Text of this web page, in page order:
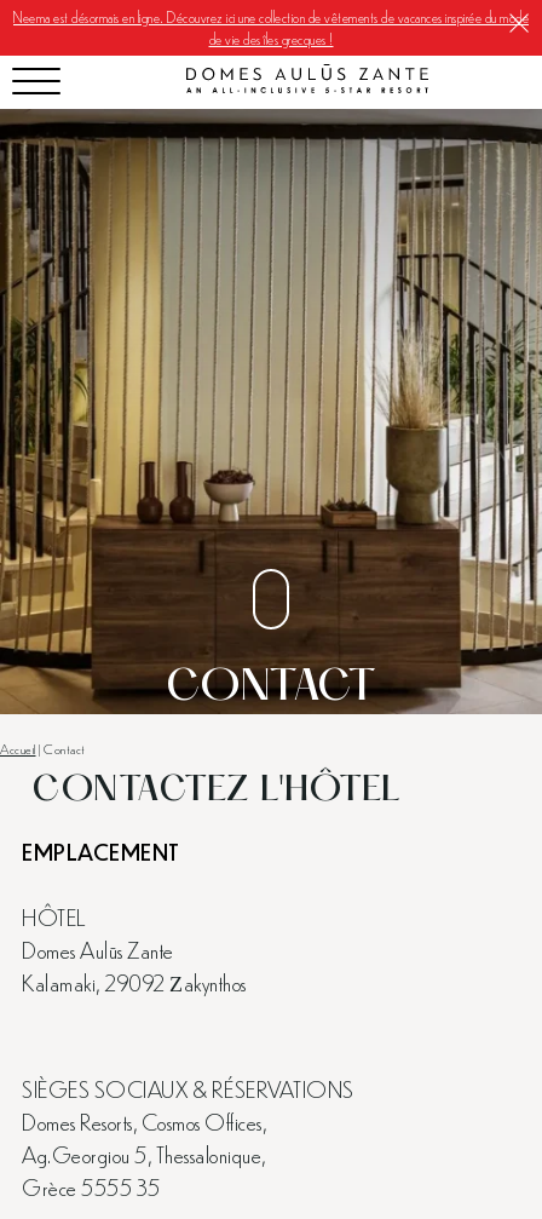
Neema est désormais en ligne. Découvrez ici une collection de vêtements de vacances inspirée du mode
de vie des îles grecques !
CONTACT
Accueil | Contact
CONTACTEZ L'HÔTEL
EMPLACEMENT
HÔTEL
Domes Aulūs Zante
Kalamaki, 29092 Ζakynthos
SIÈGES SOCIAUX & RÉSERVATIONS
Domes Resorts, Cosmos Offices,
Ag.Georgiou 5, Thessalonique,
Grèce 5555 35